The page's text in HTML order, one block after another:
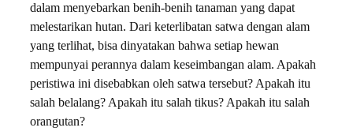
dalam menyebarkan benih-benih tanaman yang dapat
melestarikan hutan. Dari keterlibatan satwa dengan alam
yang terlihat, bisa dinyatakan bahwa setiap hewan
mempunyai perannya dalam keseimbangan alam. Apakah
peristiwa ini disebabkan oleh satwa tersebut? Apakah itu
salah belalang? Apakah itu salah tikus? Apakah itu salah
orangutan?